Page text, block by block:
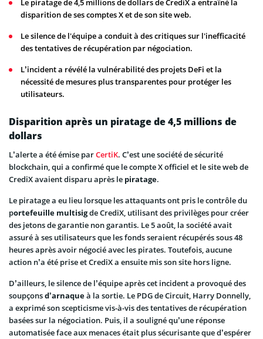
Le piratage de 4,5 millions de dollars de CrediX a entraîné la
disparition de ses comptes X et de son site web.
Le silence de l'équipe a conduit à des critiques sur l'inefficacité
des tentatives de récupération par négociation.
L’incident a révélé la vulnérabilité des projets DeFi et la
nécessité de mesures plus transparentes pour protéger les
utilisateurs.
Disparition après un piratage de 4,5 millions de
dollars
L’alerte a été émise parCertiK. C’est une société de sécurité
blockchain, qui a confirmé que le compte X officiel et le site web de
CrediX avaient disparu après le piratage.
Le piratage a eu lieu lorsque les attaquants ont pris le contrôle du
portefeuille multisigde CrediX, utilisant des privilèges pour créer
des jetons de garantie non garantis. Le 5 août, la société avait
assuré à ses utilisateurs que les fonds seraient récupérés sous 48
heures après avoir négocié avec les pirates. Toutefois, aucune
action n’a été prise et CrediX a ensuite mis son site hors ligne.
D’ailleurs, le silence de l’équipe après cet incident a provoqué des
soupçonsd’arnaqueà la sortie. Le PDG de Circuit, Harry Donnelly,
a exprimé son scepticisme vis-à-vis des tentatives de récupération
basées sur la négociation. Puis, il a souligné qu’une réponse
automatisée face aux menaces était plus sécurisante que d’espérer